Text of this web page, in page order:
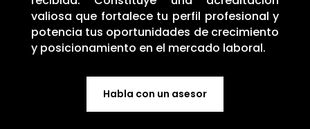
valiosa que fortalece tu perfil profesional y
potencia tus oportunidades de crecimiento
y posicionamiento en el mercado laboral.
Habla con un asesor